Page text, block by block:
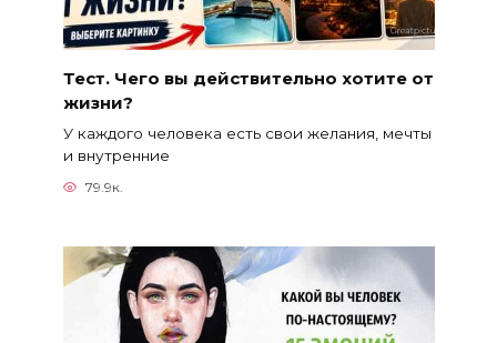
Тест. Чего вы действительно хотите от
жизни?
У каждого человека есть свои желания, мечты
и внутренние
79.9к.